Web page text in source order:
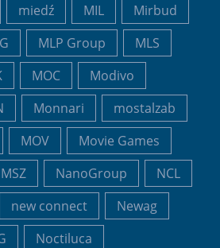
miedź MIL
Mirbud
MLP Group
MLS
MOC
Modivo
Monnari
mostalzab
MOV
Movie Games
MSZ NanoGroup
NCL
new connect
Newag
Noctiluca